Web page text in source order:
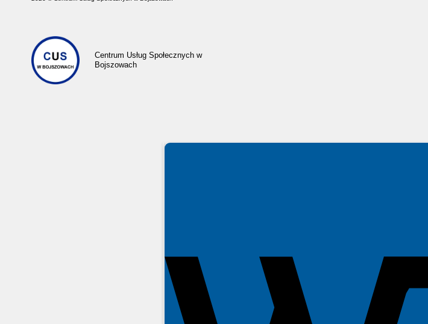
Centrum Usług Społecznych w
Bojszowach
Spełniamy standardy WCAG 2.2
Spełniamy standardy W3C